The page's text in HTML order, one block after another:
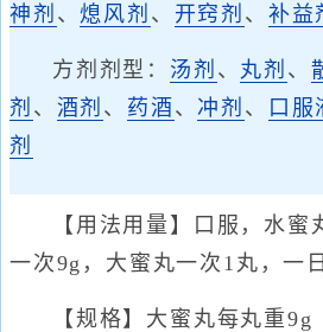
神剂 、熄风剂 、 开窍剂 、 补益
方剂剂型： 汤剂 、 丸剂 、
剂 、 酒剂 、 药酒 、 冲剂 、 口服
剂
【用法用量】口服，水蜜
一次9g，大蜜丸一次1丸，一
【规格】大蜜丸每丸重9g